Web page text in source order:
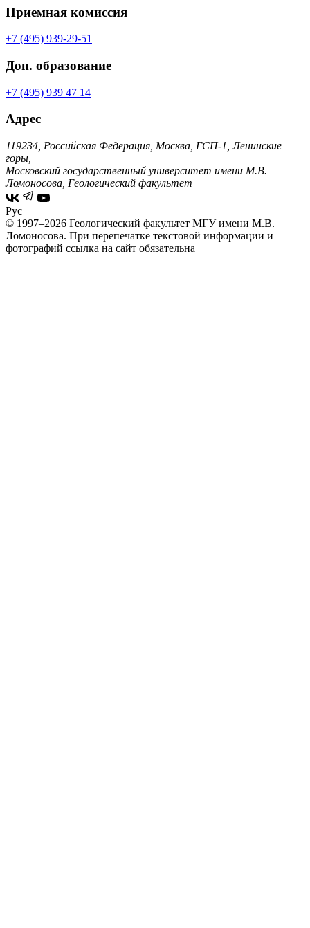
Приемная комиссия
+7 (495) 939-29-51
Доп. образование
+7 (495) 939 47 14
Адрес
119234, Российская Федерация, Москва, ГСП-1, Ленинские
горы,
Московский государственный университет имени М.В.
Ломоносова, Геологический факультет
Рус
© 1997–2026 Геологический факультет МГУ имени М.В.
Ломоносова. При перепечатке текстовой информации и
фотографий ссылка на сайт обязательна